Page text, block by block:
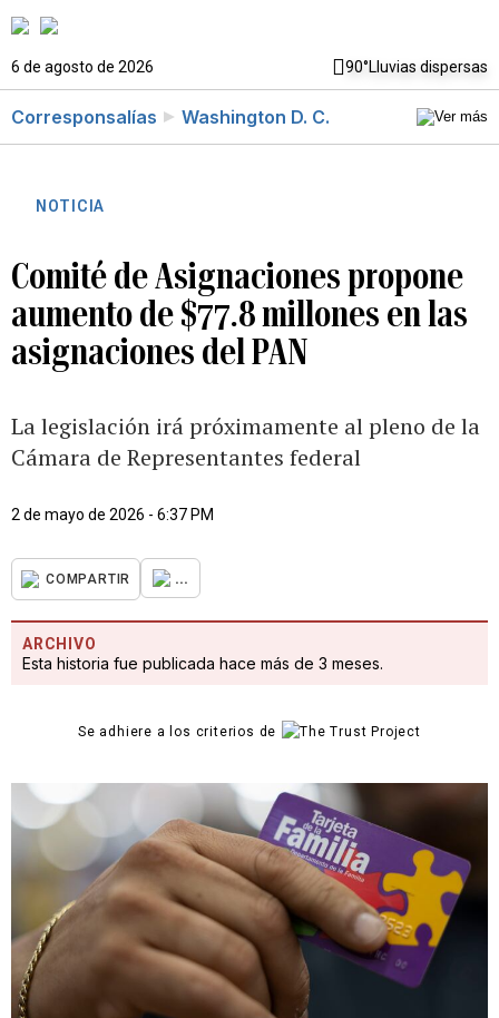
6 de agosto de 2026 90°Lluvias dispersas
Corresponsalías Washington D. C.
NOTICIA
Comité de Asignaciones propone
aumento de $77.8 millones en las
asignaciones del PAN
La legislación irá próximamente al pleno de la
Cámara de Representantes federal
2 de mayo de 2026 - 6:37 PM
COMPARTIR ...
ARCHIVO
Esta historia fue publicada hace más de 3 meses.
Se adhiere a los criterios de